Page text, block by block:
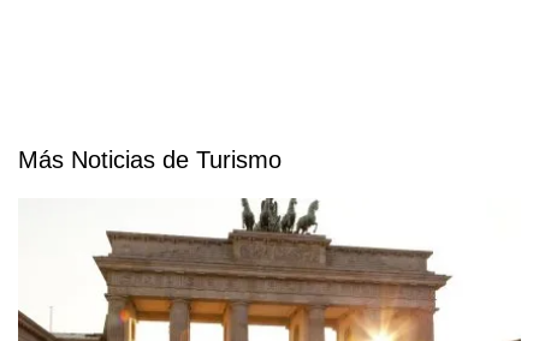
Más Noticias de Turismo